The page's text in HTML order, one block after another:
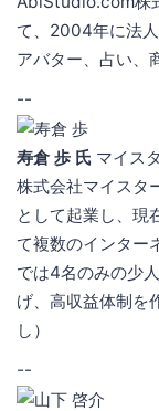
て、2004年に法人
アバター、占い、
--
寿倉 歩 氏 マイス
株式会社マイスタ
として起業し、現
て複数のインター
では4名のみの少
げ、高収益体制を
し）
--